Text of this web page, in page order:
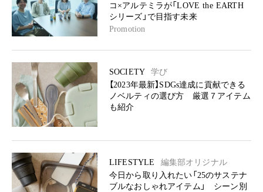
コ×アルテミラが「LOVE the EARTH
シリーズ」で目指す未来
Promotion
SOCIETY
学び
【2023年最新】SDGs達成に貢献できる
ノベルティの選び方 厳選７アイテム
も紹介
LIFESTYLE
編集部オリジナル
今日から取り入れたい「25のサステナ
ブルなおしゃれアイテム」 シーン別